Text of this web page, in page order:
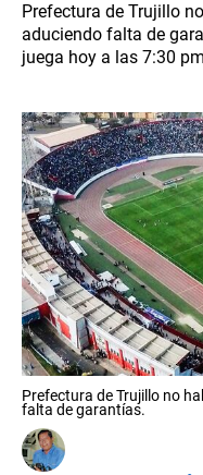
Prefectura de Trujillo
aduciendo falta de
juega hoy a las 7:30
Prefectura de Trujillo no
falta de garantías.